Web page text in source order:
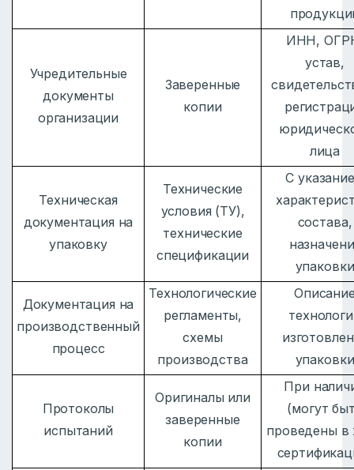
Учредительные
документы
организации
Заверенные
копии
ИНН,
устав,
лица
Техническая
документация на
упаковку
Технические
условия (ТУ),
технические
спецификации
С
состава,
упаковки
Документация на
производственный
процесс
Технологические
регламенты,
схемы
производства
упаковки
Протоколы
испытаний
Оригиналы или
заверенные
копии
При
(могут
проведены в